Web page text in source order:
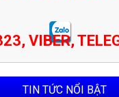
VIBER,
TIN TỨC NỔI BẬT